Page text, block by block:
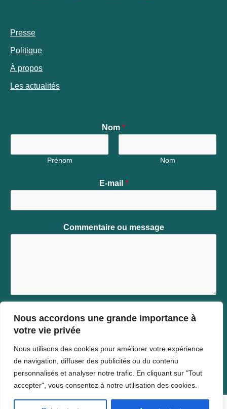
Nous accordons une grande importance à
votre vie privée
Nous utilisons des cookies pour améliorer votre expérience
de navigation, diffuser des publicités ou du contenu
personnalisés et analyser notre trafic. En cliquant sur "Tout
accepter", vous consentez à notre utilisation des cookies.
Presse
Politique
À propos
Les actualités
Nom *
Prénom Nom
E-mail *
Commentaire ou message
Copyright © 2026 Kalvin Soiresse Njall